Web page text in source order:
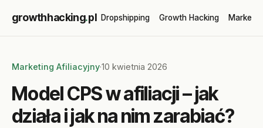
growthhacking.pl Dropshipping Growth Hacking
Marketing Afiliacyjny·10 kwietnia 2026
Model CPS w afiliacji – jak
działa i jak na nim zarabiać?